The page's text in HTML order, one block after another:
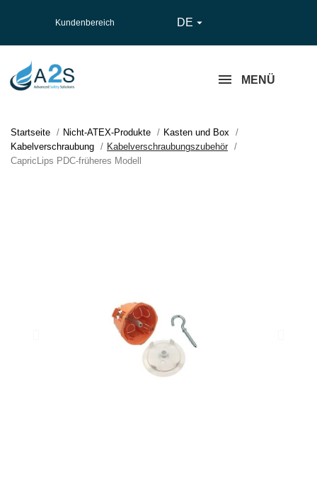
Kundenbereich DE 
MENÜ
Startseite Nicht-ATEX-Produkte
Kasten und Box
Kabelverschraubung
Kabelverschraubungszubehör
CapricLips PDC-früheres Modell